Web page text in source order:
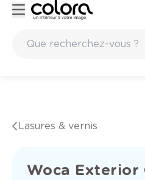
Lasures & vernis
Woca Exterior